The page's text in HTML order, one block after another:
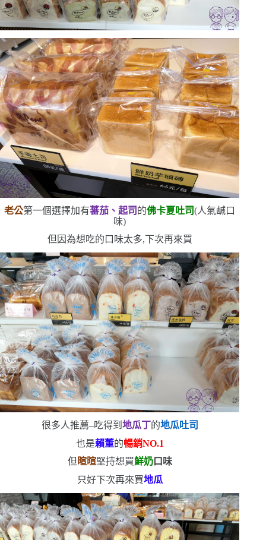
老公第一個選擇加有蕃茄、起司 的佛卡夏吐司(人氣鹹口
味)
但因為想吃的口味太多,下次再來買
很多人推薦–吃得到 地瓜丁的地瓜吐司
也是賴董的暢銷NO.1
但暄暄堅持想買鮮奶口味
只好下次再來買地瓜